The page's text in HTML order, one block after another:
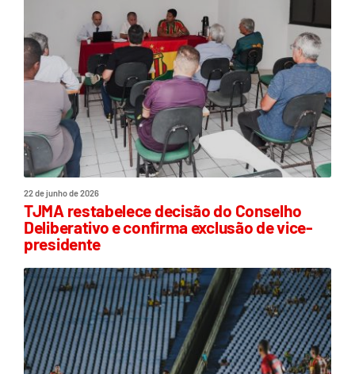
22 de junho de 2026
TJMA restabelece decisão do Conselho
Deliberativo e confirma exclusão de vice-
presidente